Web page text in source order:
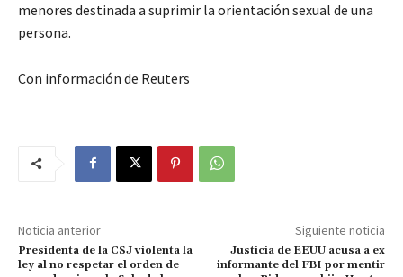
menores destinada a suprimir la orientación sexual de una
persona.
Con información de Reuters
Noticia anterior
Presidenta de la CSJ violenta la
ley al no respetar el orden de
Siguiente noticia
Justicia de EEUU acusa a ex
informante del FBI por mentir